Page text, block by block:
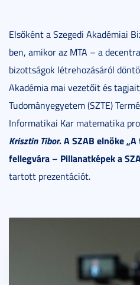
Elsőként a Szegedi Akadémiai
ben, amikor az MTA – a
bizottságok létrehozásáról
Akadémia mai vezetőit és
Tudományegyetem (SZTE)
Informatikai Kar matematika
Krisztin Tibor. A SZAB elnöke
fellegvára – Pillanatképek a
tartott prezentációt.